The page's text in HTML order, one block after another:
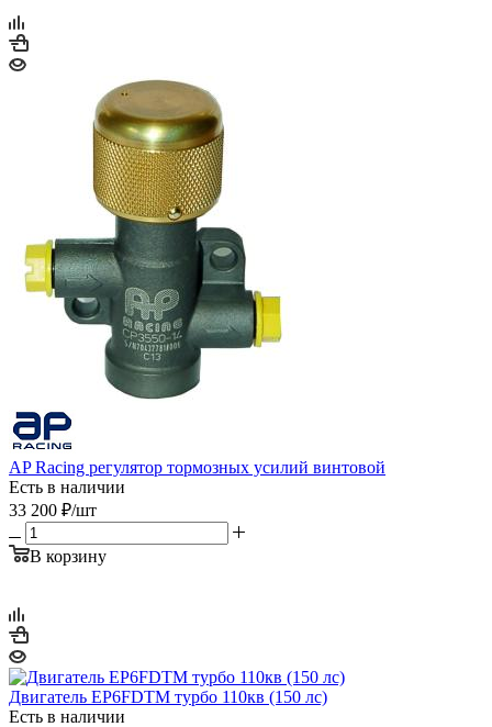
AP Racing регулятор тормозных усилий винтовой
Есть в наличии
33 200 ₽/шт
В корзину
Двигатель EP6FDTM турбо 110кв (150 лс)
Есть в наличии